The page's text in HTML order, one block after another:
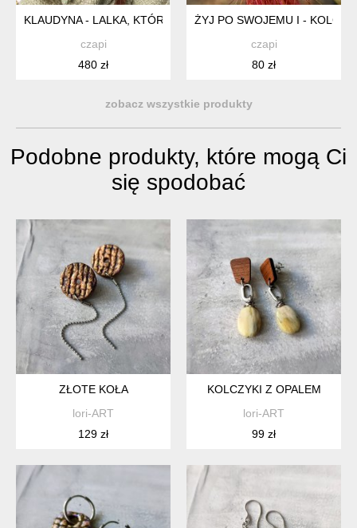
KLAUDYNA - LALKA, KTÓRA CHCE PODRÓŻOWAĆ
czapi
480 zł
ŻYJ PO SWOJEMU I -
czapi
80 zł
zobacz wszystkie produkty
Podobne produkty, które mogą Ci
się spodobać
ZŁOTE KOŁA
lori-ART
129 zł
KOLCZYKI Z OPALEM
lori-ART
99 zł